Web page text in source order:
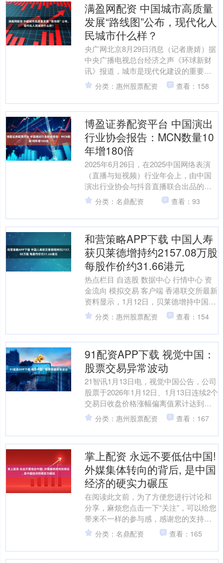
满盈网配资 中国城市高质量
发展“路线图”公布，现代化人
民城市什么样？
央广网北京8月29日消息（记者唐婧）据
中央广播电视总台经济之声《环球新财
讯》报道，城市是现代化建设的重要载
体、人民幸福生活的重要空间。《中共
中央 国务院关于推动....
分类：惠州股票配资 查看：158
博盈证券配资平台 中国演出
行业协会报告：MCN数量10
年增180倍
2025年6月26日，在2025中国网络表演
（直播与短视频）行业年会上，由中国
演出行业协会与抖音直播联合出品的
《中国网络表演（直播与短视频）经纪
机构行业发展报告....
分类：名鼎配资 查看：93
和营策略APP下载 中国人寿
获贝莱德增持约2157.08万股
每股作价约31.66港元
热点栏目 自选股 数据中心 行情中心 资
金流向 模拟交易 客户端 香港联交所最新
资料显示，1月12日，贝莱德增持中国人
寿（02628）2157.0794万股，每....
分类：惠州股票配资 查看：154
91配资APP下载 视觉中国：
股票交易异常波动
21智讯1月13日电，视觉中国公告，公司
股票于2026年1月12日、1月13日连续2个
交易日收盘价格涨幅偏离值累计达到
20%以上，根据深圳证券交易所相关规
定，属....
分类：惠州股票配资 查看：167
掌上配资 永远不要低估中国!
外媒集体转向的背后, 是中国
经济的硬实力碾压
在阅读此文前，为了方便您进行讨论和
分享，麻烦您点击一下“关注”，可以给您
带来不一样的参与感，感谢您的支持
2025年全球舆论场最戏剧性的反转，莫
过于西方对中国经....
分类：名鼎配资 查看：165